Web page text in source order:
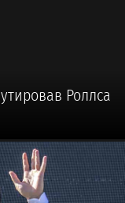
Роллса